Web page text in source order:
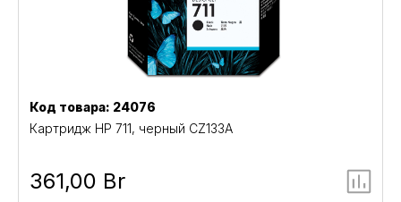
Код товара: 24076
Картридж HP 711, черный CZ133A
361,00 Br